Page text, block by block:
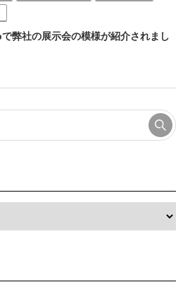
弊社の展示会の模様が紹介されまし